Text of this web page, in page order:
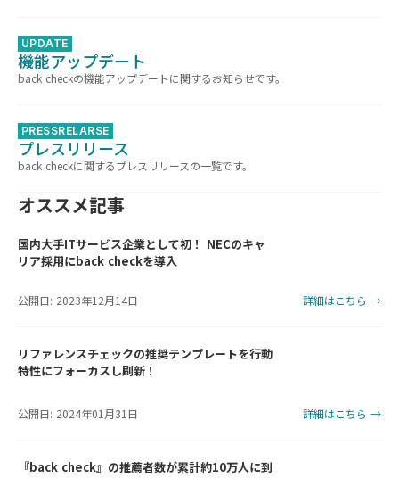
UPDATE
機能アップデート
back checkの機能アップデートに関するお知らせです。
PRESSRELARSE
プレスリリース
back checkに関するプレスリリースの一覧です。
オススメ記事
国内大手ITサービス企業として初！ NECのキャ
リア採用にback checkを導入
公開日: 2023年12月14日 詳細はこちら →
リファレンスチェックの推奨テンプレートを行動
特性にフォーカスし刷新！
公開日: 2024年01月31日 詳細はこちら →
『back check』の推薦者数が累計約10万人に到